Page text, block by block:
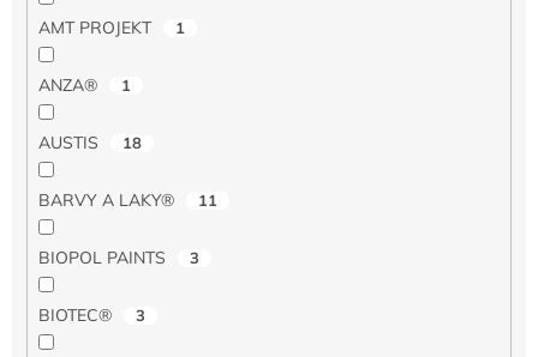
AMT PROJEKT 1
ANZA® 1
AUSTIS 18
BARVY A LAKY® 11
BIOPOL PAINTS 3
BIOTEC® 3